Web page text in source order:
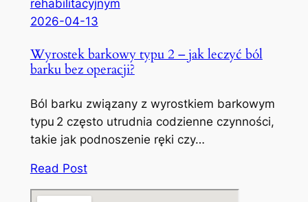
2026-04-13
Wyrostek barkowy typu 2 – jak leczyć ból
barku bez operacji?
Ból barku związany z wyrostkiem barkowym
typu 2 często utrudnia codzienne czynności,
takie jak podnoszenie ręki czy…
Read Post